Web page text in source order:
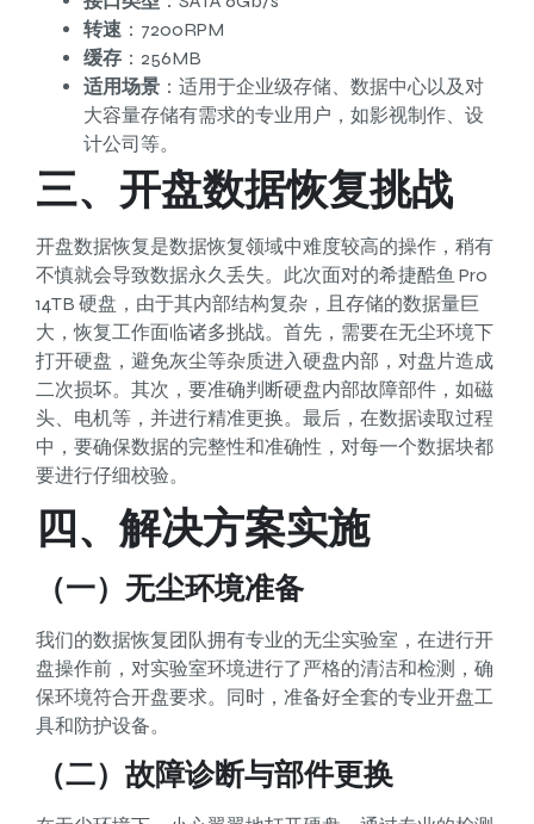
转速 ：7200RPM
缓存 ：256MB
适用场景 ：适用于企业级存储、数据中心以及对
大容量存储有需求的专业用户，如影视制作、设
计公司等。
三、开盘数据恢复挑战
开盘数据恢复是数据恢复领域中难度较高的操作，稍有
不慎就会导致数据永久丢失。此次面对的希捷酷鱼 Pro
14TB 硬盘，由于其内部结构复杂，且存储的数据量巨
大，恢复工作面临诸多挑战。首先，需要在无尘环境下
打开硬盘，避免灰尘等杂质进入硬盘内部，对盘片造成
二次损坏。其次，要准确判断硬盘内部故障部件，如磁
头、电机等，并进行精准更换。最后，在数据读取过程
中，要确保数据的完整性和准确性，对每一个数据块都
要进行仔细校验。
四、解决方案实施
（一）无尘环境准备
我们的数据恢复团队拥有专业的无尘实验室，在进行开
盘操作前，对实验室环境进行了严格的清洁和检测，确
保环境符合开盘要求。同时，准备好全套的专业开盘工
具和防护设备。
（二）故障诊断与部件更换